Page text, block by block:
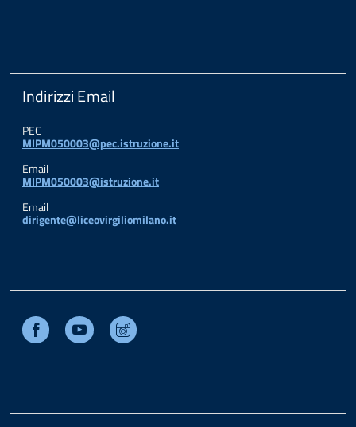
Indirizzi Email
PEC
MIPM050003@pec.istruzione.it
Email
MIPM050003@istruzione.it
Email
dirigente@liceovirgiliomilano.it
Facebook Youtube